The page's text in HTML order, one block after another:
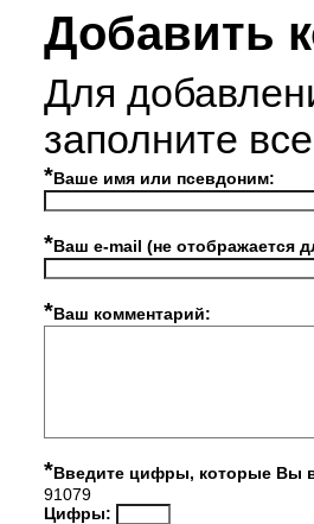
Добавить
Для
заполните
*Ваше имя или псевдоним:
*Ваш e-mail (не отображается
*Ваш комментарий:
*Введите цифры, которые Вы
91079
Цифры: